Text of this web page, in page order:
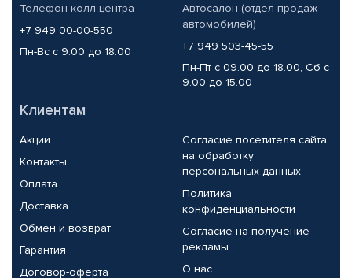
Телефон колл-центра
+7 949 00-00-550
Пн-Вс с 9.00 до 18.00
Автосалон (отдел продаж
автомобилей)
+7 949 503-45-55
Пн-Пт с 09.00 до 18.00, Сб с
9.00 до 15.00
Клиентам
Акции
Контакты
Оплата
Доставка
Обмен и возврат
Гарантия
Договор-оферта
Согласие посетителя сайта
на обработку
персональных данных
Политика
конфиденциальности
Согласие на получение
рекламы
О нас